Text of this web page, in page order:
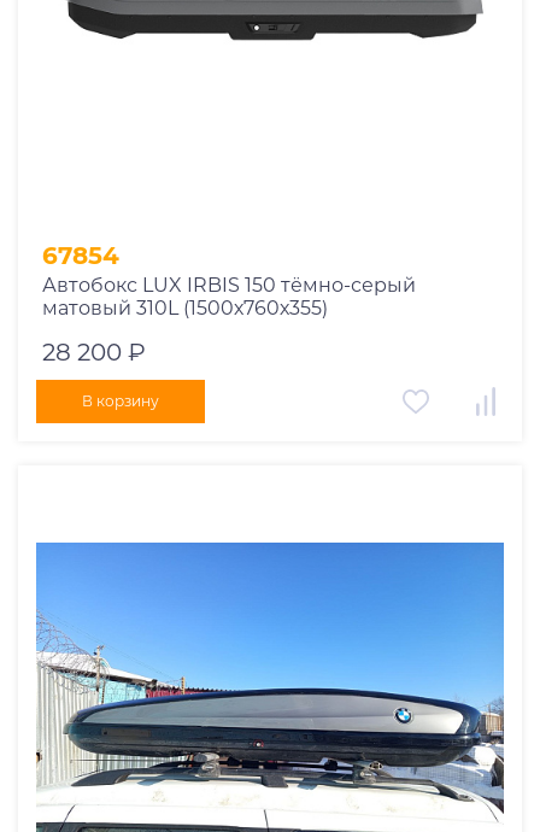
67854
Автобокс LUX IRBIS 150 тёмно-серый
матовый 310L (1500х760х355)
28 200 ₽
В корзину